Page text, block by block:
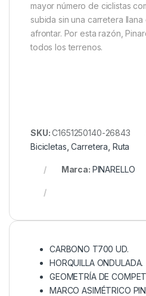
mayor número de ciclistas
subida sin una carretera
afrontar. Por esta razón,
todos los terrenos.
SKU:C1651250140-26843
Bicicletas ,Carretera Ruta
Marca: PINARELLO
CARBONO T700 UD.
HORQUILLA ONDULADA.
GEOMETRÍA DE
MARCO ASIMÉTRICO